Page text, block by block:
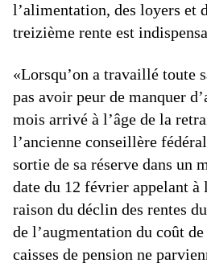
l’alimentation, des loyers et
treizième rente est
«Lorsqu’on a travaillé toute
pas avoir peur de manquer
mois arrivé à l’âge de la
l’ancienne conseillère
sortie de sa réserve dans un
date du 12 février appelant
raison du déclin des rentes
de l’augmentation du coût
caisses de pension ne